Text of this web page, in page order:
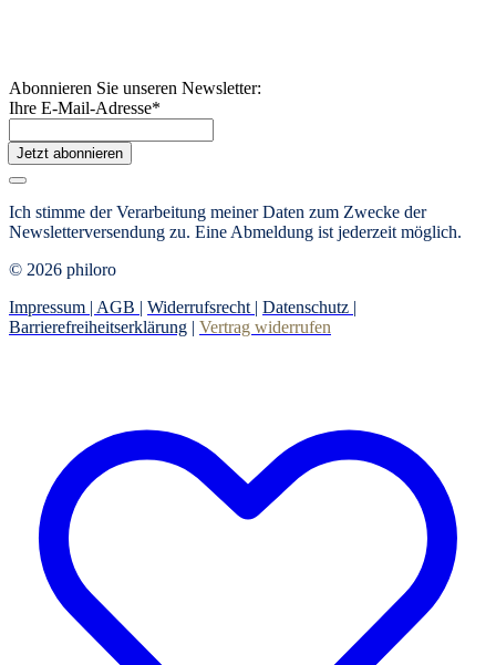
Abonnieren Sie unseren Newsletter:
Ihre E-Mail-Adresse*
Jetzt abonnieren
Ich stimme der Verarbeitung meiner Daten zum Zwecke der
Newsletterversendung zu. Eine Abmeldung ist jederzeit möglich.
© 2026 philoro
Impressum | AGB | Widerrufsrecht | Datenschutz |
Barrierefreiheitserklärung | Vertrag widerrufen